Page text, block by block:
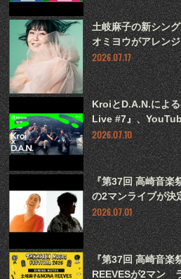
土岐麻子の新シン
オミヨウがアレン
2026.07.17
KroiとD.A.N.によ
Live #7』、
2026.07.10
『第37回 高崎音楽
の2マンライブが決
2026.07.01
『第37回 高崎音楽
REEVESが2マン